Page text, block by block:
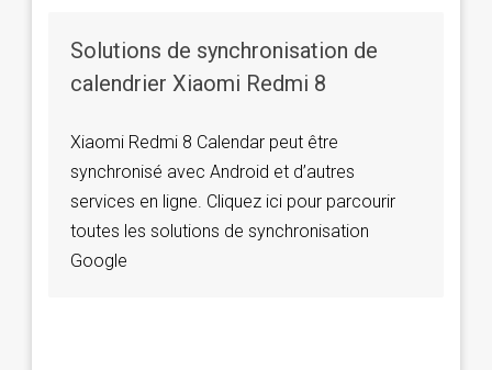
Solutions de synchronisation de
calendrier Xiaomi Redmi 8
Xiaomi Redmi 8 Calendar peut être
synchronisé avec Android et d’autres
services en ligne. Cliquez ici pour parcourir
toutes les solutions de synchronisation
Google